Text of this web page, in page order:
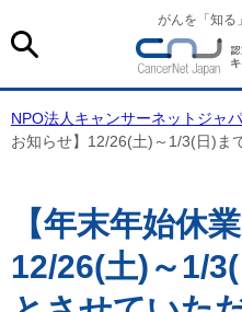
がんを「知る
NPO法人キャンサーネットジャ
お知らせ】12/26(土)～1/3(日)ま
【年末年始休
12/26(土)～1/